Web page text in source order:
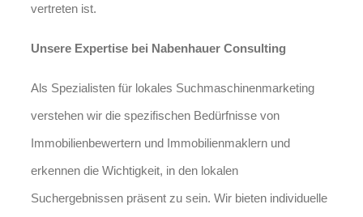
vertreten ist.
Unsere Expertise bei Nabenhauer Consulting
Als Spezialisten für lokales Suchmaschinenmarketing
verstehen wir die spezifischen Bedürfnisse von
Immobilienbewertern und Immobilienmaklern und
erkennen die Wichtigkeit, in den lokalen
Suchergebnissen präsent zu sein. Wir bieten individuelle